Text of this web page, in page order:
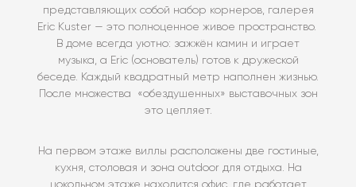
представляющих собой набор корнеров, галерея
Eric Kuster — это полноценное живое пространство. ​​
В доме всегда уютно: зажжён камин и играет
музыка, а Eric (основатель) готов к дружеской
беседе. Каждый квадратный метр наполнен жизнью.
После множества «обездушенных» выставочных зон
это цепляет.
На первом этаже виллы расположены две гостиные,
кухня, столовая и зона outdoor для отдыха. На
цокольном этаже находится офис, где работает